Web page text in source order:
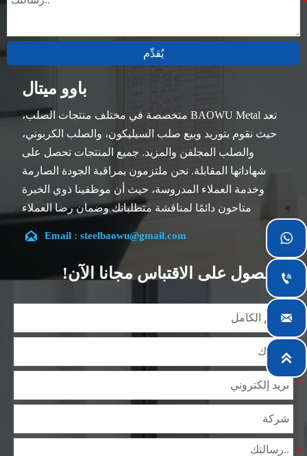
يُقدِّم
باوو ميتال
تعد BAOWU Metal متخصصة في مختلف منتجات الصلب،
حيث نقوم بتوريد وبيع صلب السيليكون، والصلب الكربوني،
والصلب المجلفن والمزيد. جميع المنتجات تحصل على
شهاداتها المقابلة. نحن ملتزمون بمراقبة الجودة الصارمة
وخدمة العملاء المدروسة، حيث أن موظفينا ذوي الخبرة
متاحون دائمًا لمناقشة متطلباتك وضمان رضا العملاء
تقع شركتنا في مدينة ووشي، بمقاطعة جيانغسو، والتي تعد
أكبر مركز لمعالجة الصلب في الصين. يتمتع فريقنا بتخصص
في الصناعة لأكثر من 14 عامًا مع خبرة غنية في مختلف
يمكننا التصميم والتخصيص وفقًا لمتطلباتك الفريدة، ونضمن
تدريجياً ولدينا الآن خمس مستودعات توزيع مبنية لهذا الغرض
ومرافق متخصصة لمعالجة الصلب تقدم خدمات لصناعات
 Email : steelbaowu@gmail.com
الحصول على الاقتباس مجانا الآن!



